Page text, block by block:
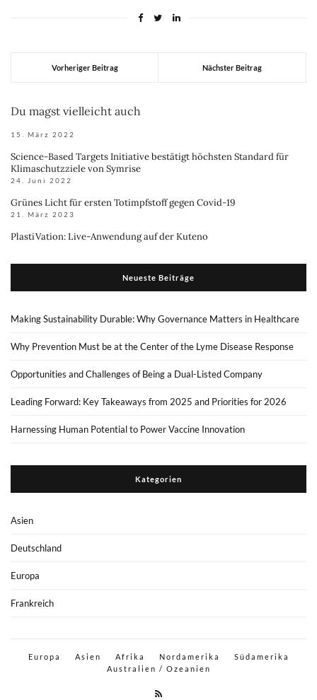
Vorheriger Beitrag Nächster Beitrag
Du magst vielleicht auch
15. März 2022
Science-Based Targets Initiative bestätigt höchsten Standard für
Klimaschutzziele von Symrise
24. Juni 2022
Grünes Licht für ersten Totimpfstoff gegen Covid-19
21. März 2023
PlastiVation: Live-Anwendung auf der Kuteno
Neueste Beiträge
Making Sustainability Durable: Why Governance Matters in Healthcare
Why Prevention Must be at the Center of the Lyme Disease Response
Opportunities and Challenges of Being a Dual-Listed Company
Leading Forward: Key Takeaways from 2025 and Priorities for 2026
Harnessing Human Potential to Power Vaccine Innovation
Kategorien
Asien
Deutschland
Europa
Frankreich
Europa Asien Afrika Nordamerika
Südamerika
Australien / Ozeanien